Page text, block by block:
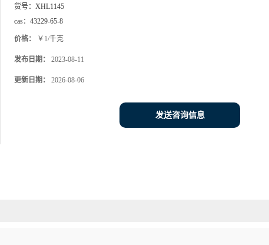
货号： XHL1145
cas： 43229-65-8
价格： ￥1/千克
发布日期： 2023-08-11
更新日期： 2026-08-06
发送咨询信息